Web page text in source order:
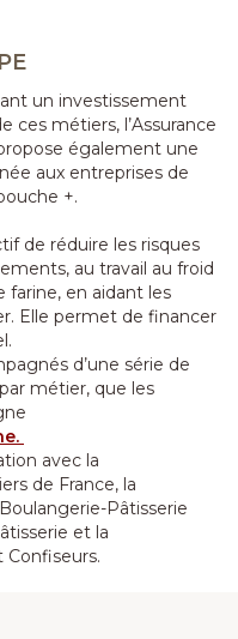
un investissement
ces métiers, l’Assurance
également une
aux entreprises de
+.
de réduire les risques
au travail au froid
farine, en aidant les
Elle permet de financer
d’une série de
métier, que les
avec la
de France, la
Pâtisserie
et la
Confiseurs.